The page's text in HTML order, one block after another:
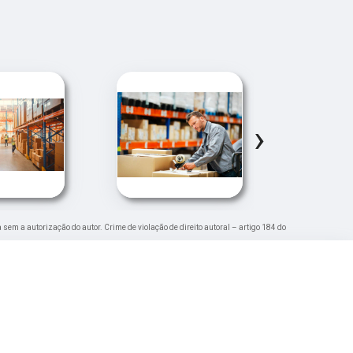
›
a autorização do autor. Crime de violação de direito autoral – artigo 184 do